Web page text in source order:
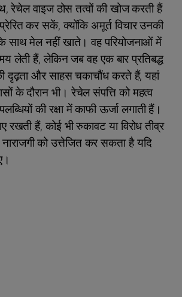
रेचेल वाइज ठोस तत्वों की खोज करती हैं
कर सकें, क्योंकि अमूर्त विचार उनकी
के साथ मेल नहीं खाते। वह परियोजनाओं में
हैं, लेकिन जब वह एक बार प्रतिबद्ध
दृढ़ता और साहस चकाचौंध करते हैं, यहां
के दौरान भी। रेचेल संपत्ति को महत्व
की रक्षा में काफी ऊर्जा लगाती हैं।
रखती हैं, कोई भी रुकावट या विरोध तीव्र
को उत्तेजित कर सकता है यदि